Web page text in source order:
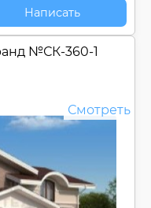
Написать
№СК-360-1
Смотреть